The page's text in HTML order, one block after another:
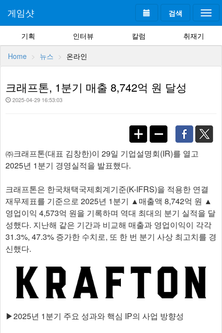
검색
게임샷
기획 인터뷰 칼럼 취재기
Home 뉴스 온라인
크래프톤, 1분기 매출 8,742억 원 달성
2025-04-29 16:53:03
㈜크래프톤(대표 김창한)이 29일 기업설명회(IR)를 열고
2025년 1분기 경영실적을 발표했다.
크래프톤은 한국채택국제회계기준(K-IFRS)을 적용한 연결
재무제표를 기준으로 2025년 1분기 ▲매출액 8,742억 원 ▲
영업이익 4,573억 원을 기록하며 역대 최대의 분기 실적을 달
성했다. 지난해 같은 기간과 비교해 매출과 영업이익이 각각
31.3%, 47.3% 증가한 수치로, 또 한 번 분기 사상 최고치를 경
신했다.
▶2025년 1분기 주요 성과와 핵심 IP의 사업 방향성